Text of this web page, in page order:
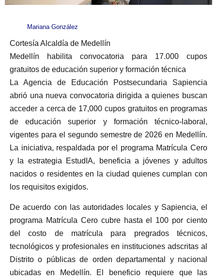
Mariana González
Cortesía Alcaldía de Medellín
Medellín habilita convocatoria para 17.000 cupos
gratuitos de educación superior y formación técnica
La Agencia de Educación Postsecundaria Sapiencia
abrió una nueva convocatoria dirigida a quienes buscan
acceder a cerca de 17,000 cupos gratuitos en programas
de educación superior y formación técnico-laboral,
vigentes para el segundo semestre de 2026 en Medellín.
La iniciativa, respaldada por el programa Matrícula Cero
y la estrategia EstudIA, beneficia a jóvenes y adultos
nacidos o residentes en la ciudad quienes cumplan con
los requisitos exigidos.
De acuerdo con las autoridades locales y Sapiencia, el
programa Matrícula Cero cubre hasta el 100 por ciento
del costo de matrícula para pregrados técnicos,
tecnológicos y profesionales en instituciones adscritas al
Distrito o públicas de orden departamental y nacional
ubicadas en Medellín. El beneficio requiere que las